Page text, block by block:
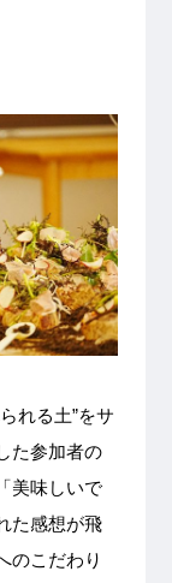
れる土”をサ
た参加者の
美味しいで
た感想が飛
のこだわり